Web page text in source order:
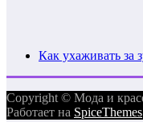
Как ухаживать за
Copyright © Мода и
Работает на SpiceThemes